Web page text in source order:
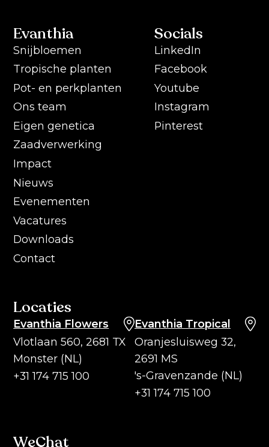
Evanthia
Snijbloemen
Tropische planten
Pot- en perkplanten
Ons team
Eigen genetica
Zaadverwerking
Impact
Nieuws
Evenementen
Vacatures
Downloads
Contact
Socials
LinkedIn
Facebook
Youtube
Instagram
Pinterest
Locaties
Evanthia Flowers
Vlotlaan 560, 2681 TX
Monster (NL)
+31 174 715 100
Evanthia Tropical
Oranjesluisweg 32,
2691 MS
's-Gravenzande (NL)
+31 174 715 100
WeChat